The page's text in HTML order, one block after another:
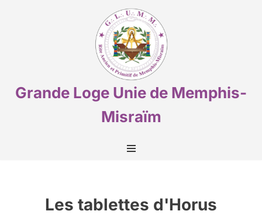
Grande Loge Unie de Memphis-
Misraïm
Les tablettes d'Horus